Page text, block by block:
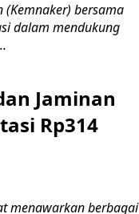
(Kemnaker) bersama
dalam mendukung
Jaminan
Rp314
menawarkan berbagai